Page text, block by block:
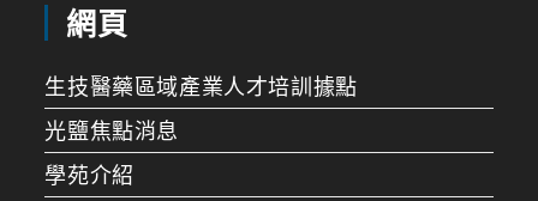
網頁
生技醫藥區域產業人才培訓據點
光鹽焦點消息
學苑介紹